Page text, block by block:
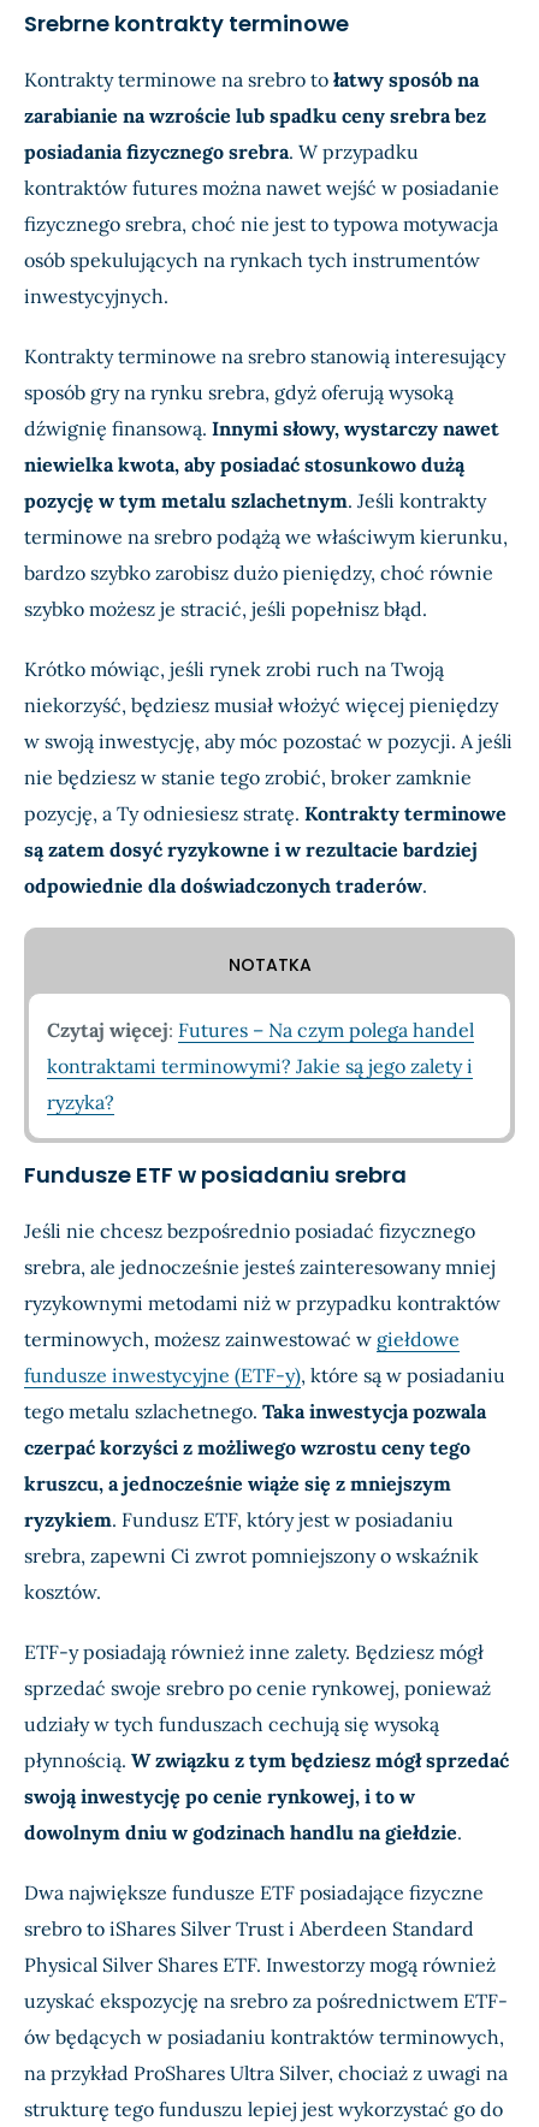
Srebrne kontrakty terminowe
Kontrakty terminowe na srebro to łatwy sposób na
zarabianie na wzroście lub spadku ceny srebra bez
posiadania fizycznego srebra. W przypadku
kontraktów futures można nawet wejść w posiadanie
fizycznego srebra, choć nie jest to typowa motywacja
osób spekulujących na rynkach tych instrumentów
inwestycyjnych.
Kontrakty terminowe na srebro stanowią interesujący
sposób gry na rynku srebra, gdyż oferują wysoką
dźwignię finansową. Innymi słowy, wystarczy nawet
niewielka kwota, aby posiadać stosunkowo dużą
pozycję w tym metalu szlachetnym. Jeśli kontrakty
terminowe na srebro podążą we właściwym kierunku,
bardzo szybko zarobisz dużo pieniędzy, choć równie
szybko możesz je stracić, jeśli popełnisz błąd.
Krótko mówiąc, jeśli rynek zrobi ruch na Twoją
niekorzyść, będziesz musiał włożyć więcej pieniędzy
w swoją inwestycję, aby móc pozostać w pozycji. A jeśli
nie będziesz w stanie tego zrobić, broker zamknie
pozycję, a Ty odniesiesz stratę. Kontrakty terminowe
są zatem dosyć ryzykowne i w rezultacie bardziej
odpowiednie dla doświadczonych traderów.
NOTATKA
Czytaj więcej: Futures – Na czym polega handel
kontraktami terminowymi? Jakie są jego zalety i
ryzyka?
Fundusze ETF w posiadaniu srebra
Jeśli nie chcesz bezpośrednio posiadać fizycznego
srebra, ale jednocześnie jesteś zainteresowany mniej
ryzykownymi metodami niż w przypadku kontraktów
terminowych, możesz zainwestować w giełdowe
fundusze inwestycyjne (ETF-y), które są w posiadaniu
tego metalu szlachetnego. Taka inwestycja pozwala
czerpać korzyści z możliwego wzrostu ceny tego
kruszcu, a jednocześnie wiąże się z mniejszym
ryzykiem. Fundusz ETF, który jest w posiadaniu
srebra, zapewni Ci zwrot pomniejszony o wskaźnik
kosztów.
ETF-y posiadają również inne zalety. Będziesz mógł
sprzedać swoje srebro po cenie rynkowej, ponieważ
udziały w tych funduszach cechują się wysoką
płynnością. W związku z tym będziesz mógł sprzedać
swoją inwestycję po cenie rynkowej, i to w
dowolnym dniu w godzinach handlu na giełdzie.
Dwa największe fundusze ETF posiadające fizyczne
srebro to iShares Silver Trust i Aberdeen Standard
Physical Silver Shares ETF. Inwestorzy mogą również
uzyskać ekspozycję na srebro za pośrednictwem ETF-
ów będących w posiadaniu kontraktów terminowych,
na przykład ProShares Ultra Silver, chociaż z uwagi na
strukturę tego funduszu lepiej jest wykorzystać go do